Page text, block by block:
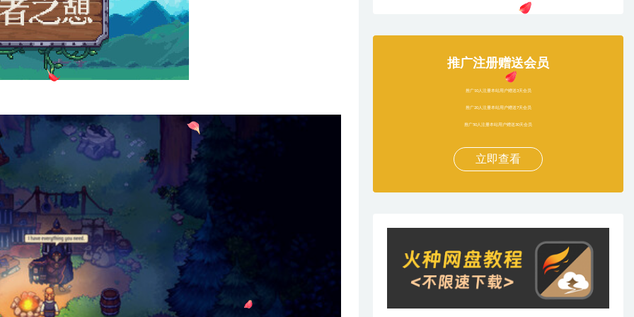
推广注册赠送会员
推广10人注册本站用户赠送3天会员
推广20人注册本站用户赠送7天会员
推广50人注册本站用户赠送30天会员
立即查看